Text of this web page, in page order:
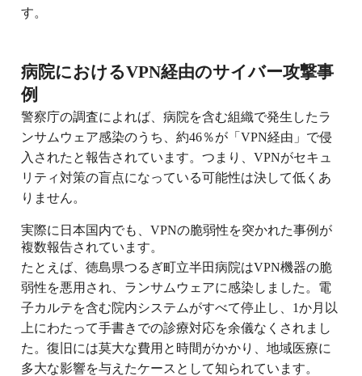
す。
病院におけるVPN経由のサイバー攻撃事
例
警察庁の調査によれば、病院を含む組織で発生したラ
ンサムウェア感染のうち、約46％が「VPN経由」で侵
入されたと報告されています。つまり、VPNがセキュ
リティ対策の盲点になっている可能性は決して低くあ
りません。
実際に日本国内でも、VPNの脆弱性を突かれた事例が
複数報告されています。
たとえば、徳島県つるぎ町立半田病院はVPN機器の脆
弱性を悪用され、ランサムウェアに感染しました。電
子カルテを含む院内システムがすべて停止し、1か月以
上にわたって手書きでの診療対応を余儀なくされまし
た。復旧には莫大な費用と時間がかかり、地域医療に
多大な影響を与えたケースとして知られています。